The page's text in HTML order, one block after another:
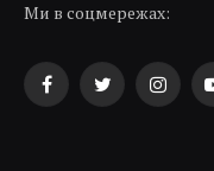
Ми в соцмережах:
FacebookTwitter